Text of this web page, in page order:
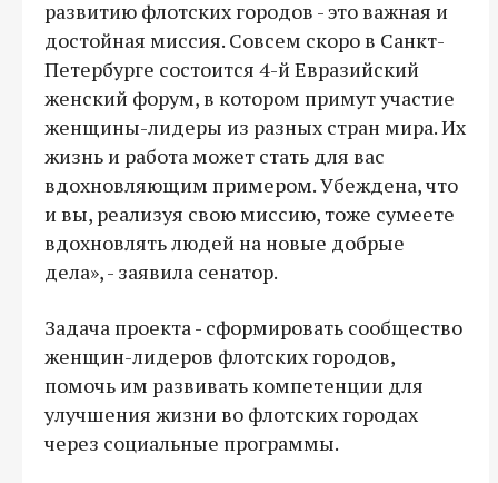
развитию флотских городов - это важная и
достойная миссия. Совсем скоро в Санкт-
Петербурге состоится 4-й Евразийский
женский форум, в котором примут участие
женщины-лидеры из разных стран мира. Их
жизнь и работа может стать для вас
вдохновляющим примером. Убеждена, что
и вы, реализуя свою миссию, тоже сумеете
вдохновлять людей на новые добрые
дела», - заявила сенатор.
Задача проекта - сформировать сообщество
женщин-лидеров флотских городов,
помочь им развивать компетенции для
улучшения жизни во флотских городах
через социальные программы.